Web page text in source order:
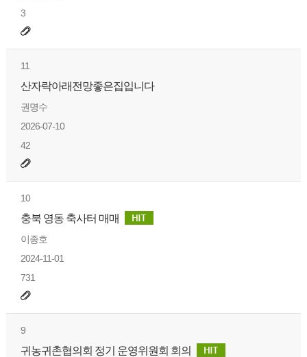
3
11
산자락아래전망좋은집입니다
권명수
2026-07-10
42
10
충북 영동 축사터 매매
이종호
2024-11-01
731
9
귀농귀촌협의회 정기 운영위원회 회의